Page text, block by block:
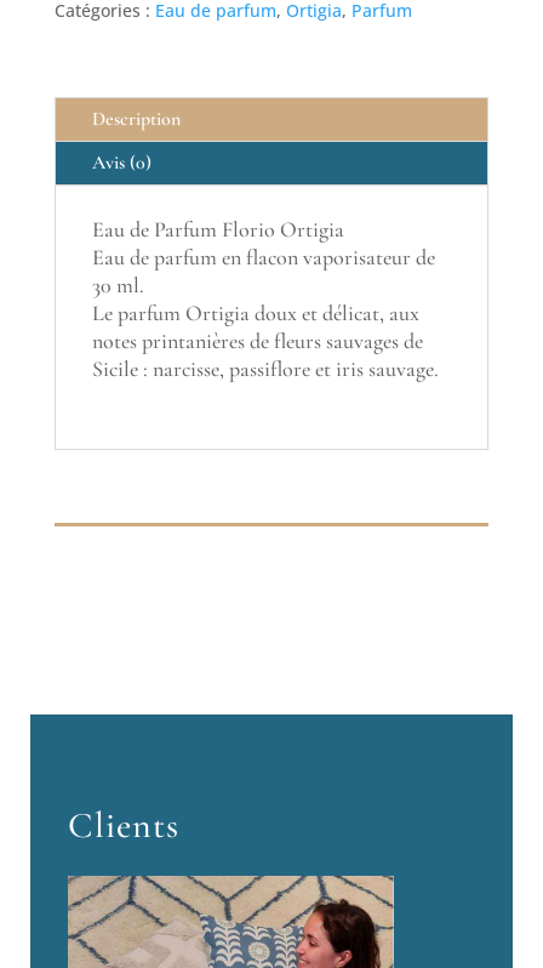
Catégories : Eau de parfum, Ortigia, Parfum
Description
Avis (0)
Eau de Parfum Florio Ortigia
Eau de parfum en flacon vaporisateur de
30 ml.
Le parfum Ortigia doux et délicat, aux
notes printanières de fleurs sauvages de
Sicile : narcisse, passiflore et iris sauvage.
Clients